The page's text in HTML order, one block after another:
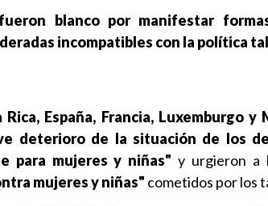
blanco por manifestar
incompatibles con la política
Rica, España, Francia, Luxemburgo
deterioro de la situación de los
para mujeres y niñas" y urgieron a
mujeres y niñas" cometidos por los